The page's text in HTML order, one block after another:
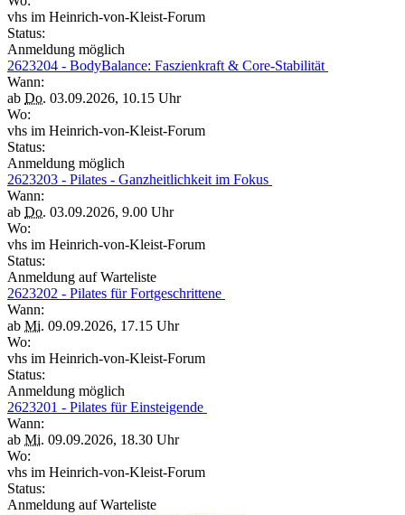
vhs im Heinrich-von-Kleist-Forum
Status:
Anmeldung möglich
2623204 - BodyBalance: Faszienkraft & Core-Stabilität
Wann:
ab Do. 03.09.2026, 10.15 Uhr
Wo:
vhs im Heinrich-von-Kleist-Forum
Status:
Anmeldung möglich
2623203 - Pilates - Ganzheitlichkeit im Fokus
Wann:
ab Do. 03.09.2026, 9.00 Uhr
Wo:
vhs im Heinrich-von-Kleist-Forum
Status:
Anmeldung auf Warteliste
2623202 - Pilates für Fortgeschrittene
Wann:
ab Mi. 09.09.2026, 17.15 Uhr
Wo:
vhs im Heinrich-von-Kleist-Forum
Status:
Anmeldung möglich
2623201 - Pilates für Einsteigende
Wann:
ab Mi. 09.09.2026, 18.30 Uhr
Wo:
vhs im Heinrich-von-Kleist-Forum
Status:
Anmeldung auf Warteliste